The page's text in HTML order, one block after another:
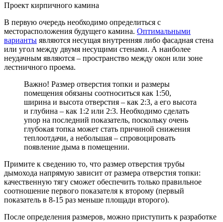
Проект кирпичного камина
В первую очередь необходимо определиться с
месторасположения будущего камина. Оптимальными
варианты являются несущая внутренняя либо фасадная стена
или угол между двумя несущими стенами. А наиболее
неудачным являются – пространство между окон или зоне
лестничного проема.
Важно! Размер отверстия топки и размеры
помещения обязаны соотноситься как 1:50,
ширина и высота отверстия – как 2:3, а его высота
и глубина – как 1:2 или 2:3. Необходимо сделать
упор на последний показатель, поскольку очень
глубокая топка может стать причиной снижения
теплоотдачи, а небольшая – спровоцировать
появление дыма в помещении.
Примите к сведению то, что размер отверстия трубы
дымохода напрямую зависит от размера отверстия топки:
качественную тягу сможет обеспечить только правильное
соотношение первого показателя к второму (первый
показатель в 8-15 раз меньше площади второго).
После определения размеров, можно приступить к разработке